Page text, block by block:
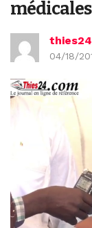
thies24
04/18/